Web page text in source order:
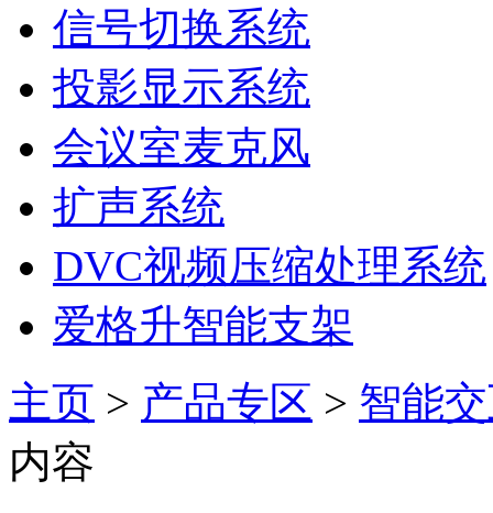
信号切换系统
投影显示系统
会议室麦克风
扩声系统
DVC视频压缩处理系统
爱格升智能支架
主页 > 产品专区 > 智能
内容